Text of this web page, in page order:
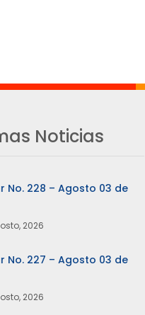
Noticias
No. 228 – Agosto 03 de
2026
No. 227 – Agosto 03 de
2026